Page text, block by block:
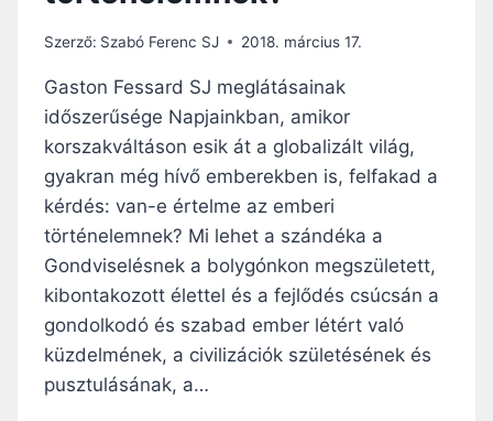
Szerző: Szabó Ferenc SJ 2018. március 17.
Gaston Fessard SJ meglátásainak
időszerűsége Napjainkban, amikor
korszakváltáson esik át a globalizált világ,
gyakran még hívő emberekben is, felfakad a
kérdés: van-e értelme az emberi
történelemnek? Mi lehet a szándéka a
Gondviselésnek a bolygónkon megszületett,
kibontakozott élettel és a fejlődés csúcsán a
gondolkodó és szabad ember létért való
küzdelmének, a civilizációk születésének és
pusztulásának, a…